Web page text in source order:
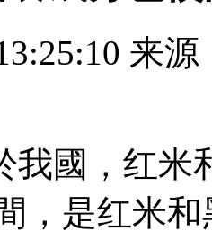
来源
國，红
，是红米